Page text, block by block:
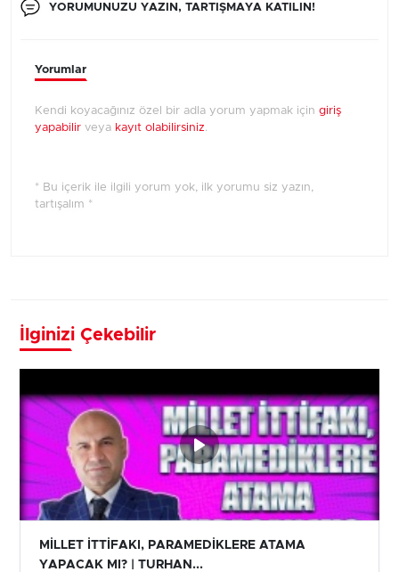
YORUMUNUZU YAZIN, TARTIŞMAYA KATILIN!
Yorumlar
Kendi koyacağınız özel bir adla yorum yapmak için giriş
yapabilir veya kayıt olabilirsiniz.
* Bu içerik ile ilgili yorum yok, ilk yorumu siz yazın,
tartışalım *
İlginizi Çekebilir
MİLLET İTTİFAKI, PARAMEDİKLERE ATAMA
YAPACAK MI? | TURHAN...